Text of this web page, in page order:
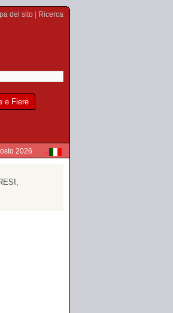
del sito Ricerca
e Fiere
2026